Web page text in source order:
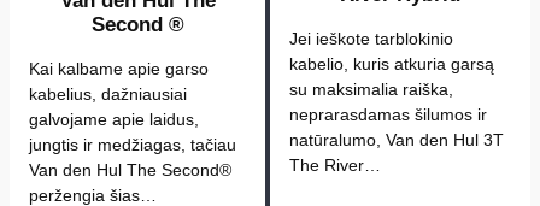
i
g
i
t
a
Second ®
Kai kalbame apie garso
kabelius, dažniausiai
galvojame apie laidus,
jungtis ir medžiagas, tačiau
Van den Hul The Second®
peržengia šias…
Jei ieškote tarblokinio
kabelio, kuris atkuria garsą
su maksimalia raiška,
neprarasdamas šilumos ir
natūralumo, Van den Hul 3T
The River…